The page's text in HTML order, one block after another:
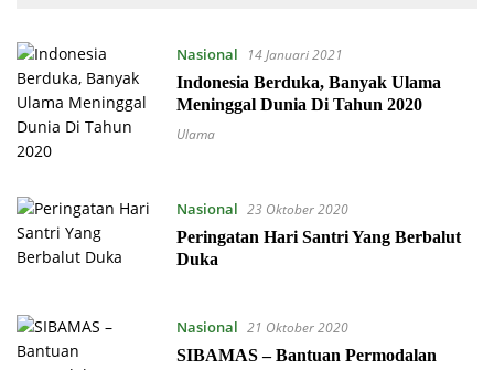
Nasional
14 Januari 2021
Indonesia Berduka, Banyak Ulama
Meninggal Dunia Di Tahun 2020
Ulama
Nasional 23 Oktober 2020
Peringatan Hari Santri Yang Berbalut
Duka
Nasional 21 Oktober 2020
SIBAMAS – Bantuan Permodalan